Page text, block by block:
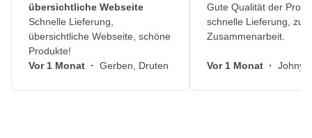
übersichtliche Webseite
Schnelle Lieferung,
übersichtliche Webseite, schöne
Produkte!
Vor 1 Monat · Gerben, Druten
Gute Qualität der
schnelle Lieferung,
Zusammenarbeit.
Vor 1 Monat · Johny,